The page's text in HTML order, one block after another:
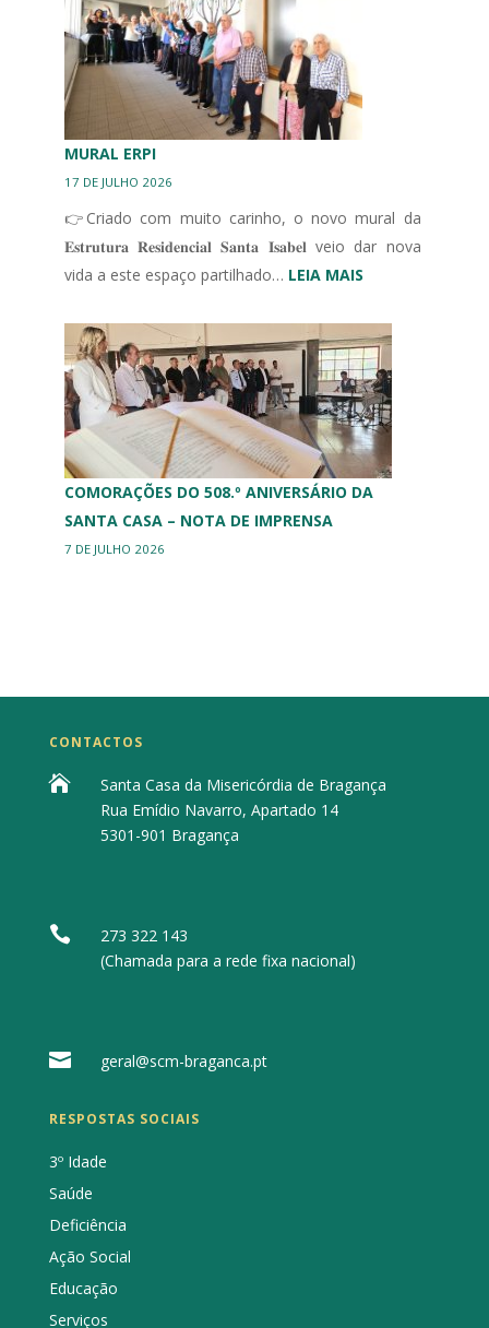
EM
UNIDADES
DE
CUIDADOS
CONTINUADOS
INTEGRADOS
MURAL ERPI
17 DE JULHO 2026
👉Criado com muito carinho, o novo mural da
𝐄𝐬𝐭𝐫𝐮𝐭𝐮𝐫𝐚 𝐑𝐞𝐬𝐢𝐝𝐞𝐧𝐜𝐢𝐚𝐥 𝐒𝐚𝐧𝐭𝐚 𝐈𝐬𝐚𝐛𝐞𝐥 veio dar nova
vida a este espaço partilhado… LEIA MAIS:
ERPI
COMORAÇÕES DO 508.º ANIVERSÁRIO DA
SANTA CASA – NOTA DE IMPRENSA
7 DE JULHO 2026
CONTACTOS

Santa Casa da Misericórdia de Bragança
Rua Emídio Navarro, Apartado 14
5301-901 Bragança

273 322 143
(Chamada para a rede fixa nacional)
 geral@scm-braganca.pt
RESPOSTAS SOCIAIS
3º Idade
Saúde
Deficiência
Ação Social
Educação
Serviços